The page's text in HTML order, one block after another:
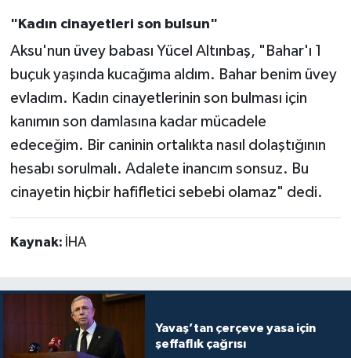
"Kadın cinayetleri son bulsun"
Aksu'nun üvey babası Yücel Altınbaş, "Bahar'ı 1
buçuk yaşında kucağıma aldım. Bahar benim üvey
evladım. Kadın cinayetlerinin son bulması için
kanımın son damlasına kadar mücadele
edeceğim. Bir caninin ortalıkta nasıl dolaştığının
hesabı sorulmalı. Adalete inancım sonsuz. Bu
cinayetin hiçbir hafifletici sebebi olamaz" dedi.
Kaynak: İHA
Yavaş’tan çerçeve yasa için
şeffaflık çağrısı